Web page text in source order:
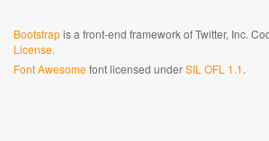
Bootstrapis a front-end framework of Twitter, Inc.
License.
Font Awesomefont licensed underSIL OFL 1.1.